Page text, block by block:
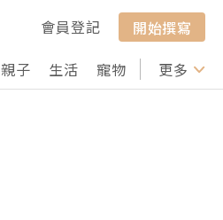
會員登記
開始撰寫
親子 生活 寵物 行山 打卡
更多